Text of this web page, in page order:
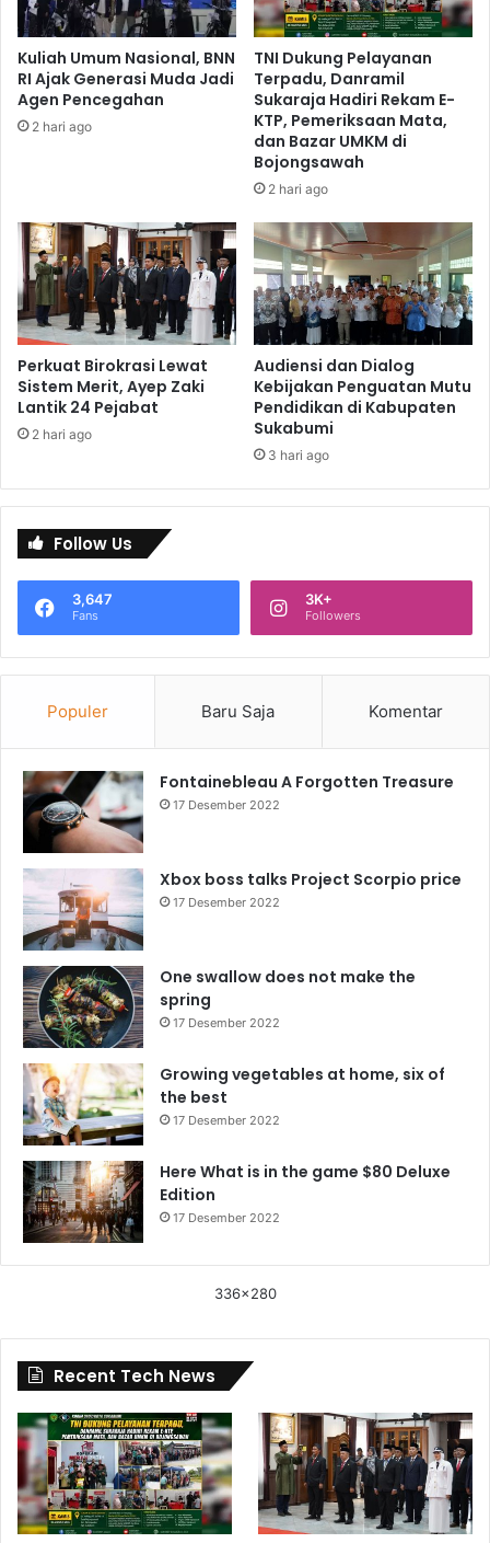
Kuliah Umum Nasional, BNN
RI Ajak Generasi Muda Jadi
Agen Pencegahan
2 hari ago
TNI Dukung Pelayanan
Terpadu, Danramil
Sukaraja Hadiri Rekam E-
KTP, Pemeriksaan Mata,
dan Bazar UMKM di
Bojongsawah
2 hari ago
Perkuat Birokrasi Lewat
Sistem Merit, Ayep Zaki
Lantik 24 Pejabat
2 hari ago
Audiensi dan Dialog
Kebijakan Penguatan Mutu
Pendidikan di Kabupaten
Sukabumi
3 hari ago
Follow Us
3,647
Fans
3K+
Followers
Populer Baru Saja Komentar
Fontainebleau A Forgotten Treasure
17 Desember 2022
Xbox boss talks Project Scorpio price
17 Desember 2022
One swallow does not make the
spring
17 Desember 2022
Growing vegetables at home, six of
the best
17 Desember 2022
Here What is in the game $80 Deluxe
Edition
17 Desember 2022
336x280
Recent Tech News